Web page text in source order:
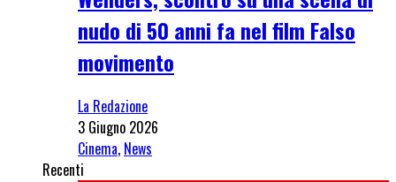
nudo di 50 anni fa nel film Falso
movimento
La Redazione
3 Giugno 2026
Cinema, News
Recenti